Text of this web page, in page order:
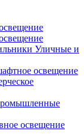
Уличные и
освещение
освещение